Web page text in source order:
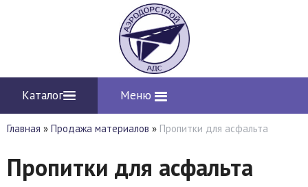
Каталог Меню
Главная » Продажа материалов » Пропитки для асфальта
Пропитки для асфальта